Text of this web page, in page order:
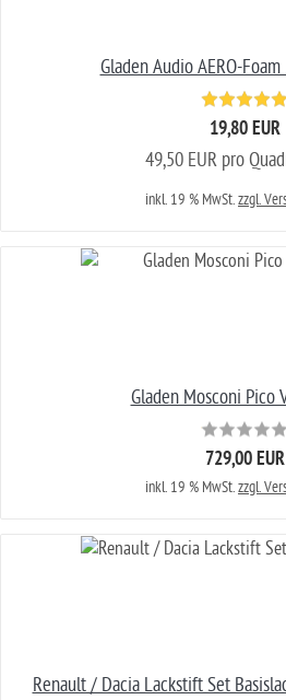
Gladen Audio AERO-
19,80 EUR
49,50 EUR pro
inkl. 19 % MwSt.zzgl.
Gladen Mosconi Pico
729,00 EUR
inkl. 19 % MwSt.zzgl.
Renault / Dacia Lackstift Set